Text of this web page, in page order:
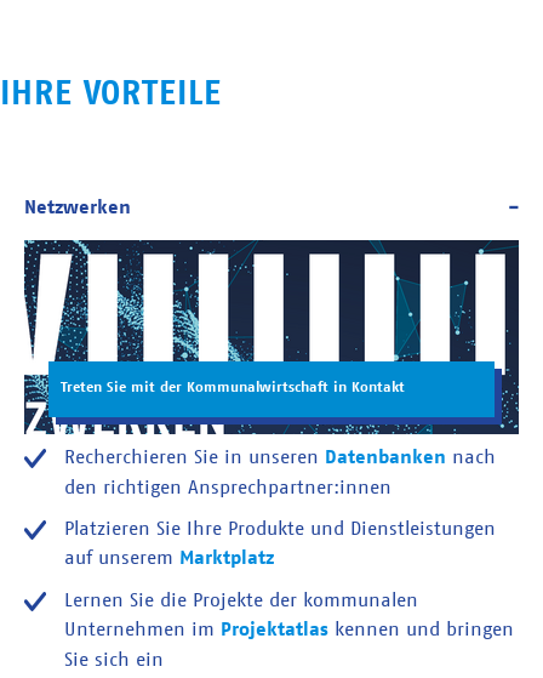
IHRE VORTEILE
Treten Sie mit der Kommunalwirtschaft in Kontakt
Recherchieren Sie in unseren Datenbanken nach
den richtigen Ansprechpartner:innen
Platzieren Sie Ihre Produkte und Dienstleistungen
auf unserem Marktplatz
Lernen Sie die Projekte der kommunalen
Unternehmen im Projektatlas kennen und bringen
Sie sich ein